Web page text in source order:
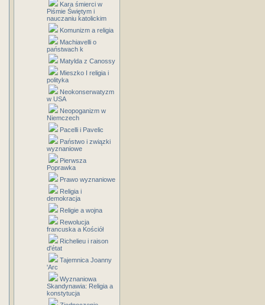
Kara śmierci w
Piśmie Świętym i
nauczaniu katolickim
Komunizm a religia
Machiavelli o
państwach k
Matylda z Canossy
Mieszko I religia i
polityka
Neokonserwatyzm
w USA
Neopoganizm w
Niemczech
Pacelli i Pavelic
Państwo i związki
wyznaniowe
Pierwsza
Poprawka
Prawo wyznaniowe
Religia i
demokracja
Religie a wojna
Rewolucja
francuska a Kościół
Richelieu i raison
d'état
Tajemnica Joanny
'Arc
Wyznaniowa
Skandynawia: Religia a
konstytucja